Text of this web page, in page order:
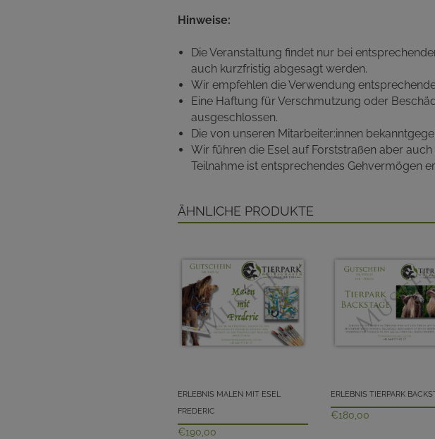
Hinweise:
Die Veranstaltung findet nur bei
auch kurzfristig abgesagt werden.
Wir empfehlen die Verwendung
Eine Haftung für Verschmutzung oder
ausgeschlossen.
Die von unseren Mitarbeiter:innen
Wir führen die Esel auf Forststraßen aber
Teilnahme ist entsprechendes Gehvermögen
Ähnliche Produkte
Erlebnis Malen mit Esel
Frederic
€190,00
Erlebnis Tierpark
€180,00